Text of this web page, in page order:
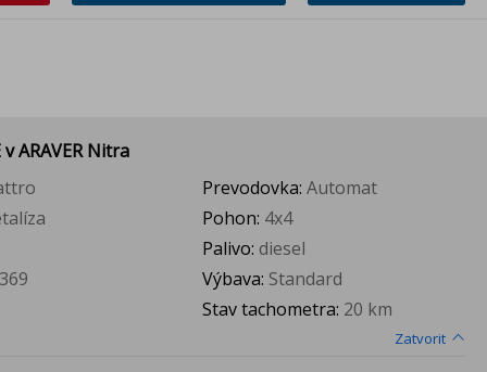
v ARAVER Nitra
Prevodovka: Automat
Pohon: 4x4
Palivo: diesel
Výbava: Standard
Stav tachometra: 20 km
Zatvorit